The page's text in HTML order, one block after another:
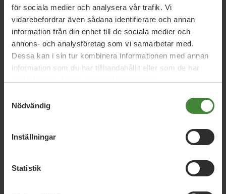
för sociala medier och analysera vår trafik. Vi
vidarebefordrar även sådana identifierare och annan
information från din enhet till de sociala medier och
annons- och analysföretag som vi samarbetar med.
Dessa kan i sin tur kombinera informationen med annan
information som du har tillhandahållit eller som de har
Nödvändig
Inställningar
Statistik
Debatt: Tidö värnar inte norra Sverige
Västerbotten, 22 april 2026
Stark start på valrörelsen när 150
Miljöpartiets valsedlar